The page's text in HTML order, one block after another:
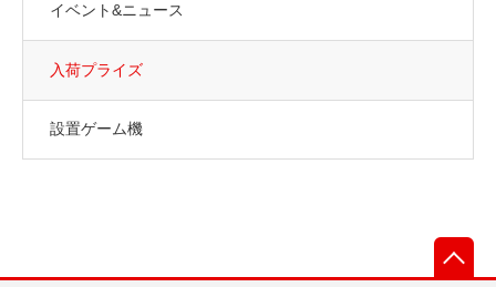
イベント&ニュース
入荷プライズ
設置ゲーム機